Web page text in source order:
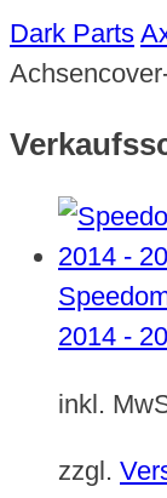
Dark Parts
2014 -
inkl.
zzgl.